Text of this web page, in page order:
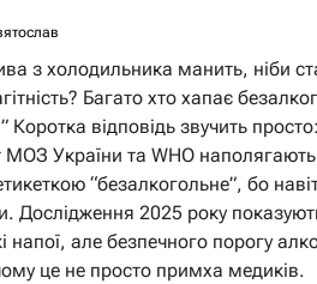
з холодильника манить, ніби
Багато хто хапає
відповідь звучить
МОЗ України та WHO
“безалкогольне”, бо
Дослідження 2025 року
напої, але безпечного порогу
це не просто примха медиків.